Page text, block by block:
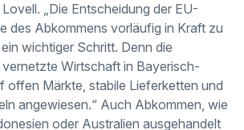
„Die Entscheidung der EU-
des Abkommens vorläufig in Kraft zu
wichtiger Schritt. Denn die
Wirtschaft in Bayerisch-
offen Märkte, stabile Lieferketten und
angewiesen.“ Auch Abkommen, wie
oder Australien ausgehandelt